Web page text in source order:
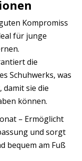
Kompromiss
für junge
die
Schuhwerks, was
sie die
können.
– Ermöglicht
und sorgt
bequem am Fuß